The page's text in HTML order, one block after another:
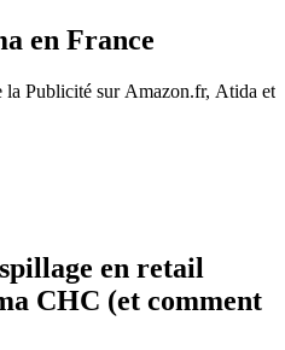
en France
Publicité sur Amazon.fr, Atida et
en retail
CHC (et comment